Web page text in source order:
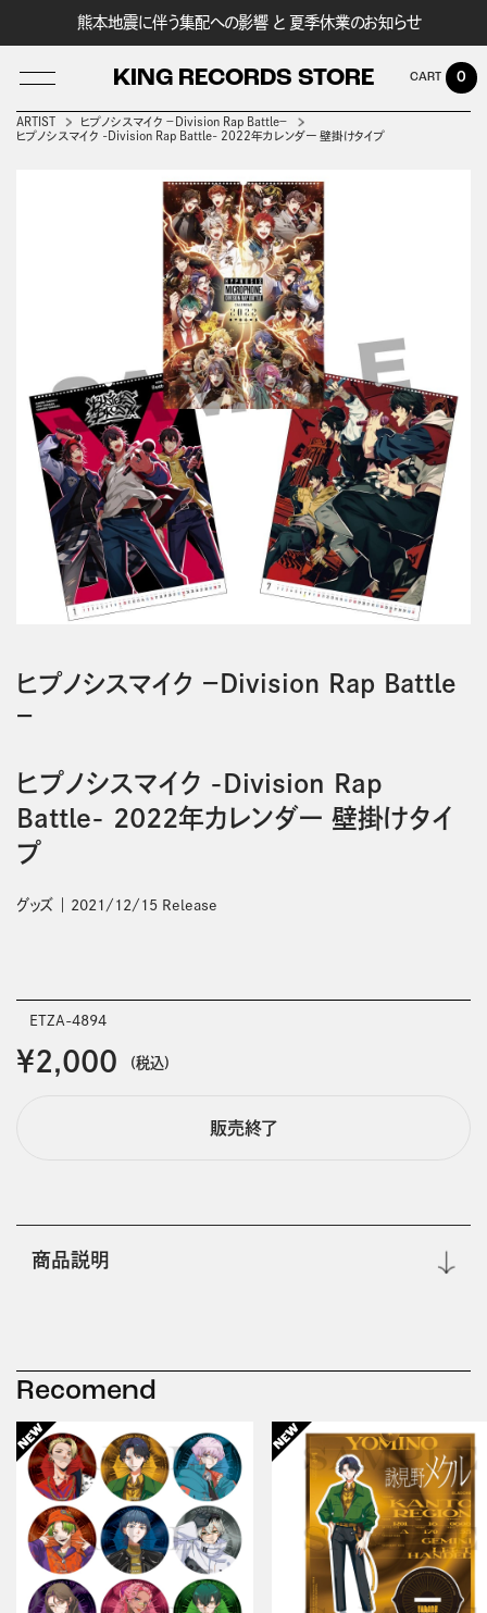
熊本地震に伴う集配への影響 と 夏季休業のお知らせ
KING RECORDS STORE 0
ARTIST
ヒプノシスマイク －Division Rap Battle－
ヒプノシスマイク -Division Rap Battle- 2022年カレンダー 壁掛けタイプ
ヒプノシスマイク －Division Rap Battle
－
ヒプノシスマイク -Division Rap
Battle- 2022年カレンダー 壁掛けタイ
プ
グッズ 2021/12/15 Release
ETZA-4894
￥2,000 (税込)
販売終了
商品説明
Recomend